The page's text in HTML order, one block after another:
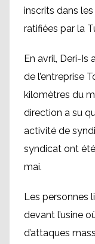
inscrits dans
ratifiées par la
En avril, Deri-Is
de l’entreprise
kilomètres du
direction a su
activité de
syndicat ont
mai.
Les personnes
devant l’usine
d’attaques